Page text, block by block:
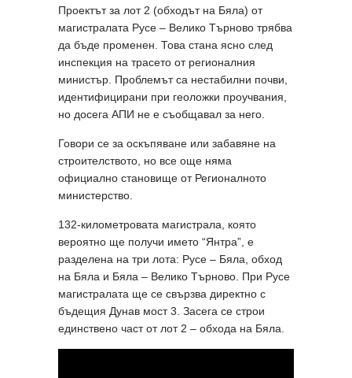
Проектът за лот 2 (обходът на Бяла) от
магистралата Русе – Велико Търново трябва
да бъде променен. Това стана ясно след
инспекция на трасето от регионалния
министър. Проблемът са нестабилни почви,
идентифицирани при геоложки проучвания,
но досега АПИ не е съобщавал за него.
Говори се за оскъпяване или забавяне на
строителството, но все още няма
официално становище от Регионалното
министерство.
132-километровата магистрала, която
вероятно ще получи името “Янтра”, е
разделена на три лота: Русе – Бяла, обход
на Бяла и Бяла – Велико Търново. При Русе
магистралата ще се свързва директно с
бъдещия Дунав мост 3. Засега се строи
единствено част от лот 2 – обхода на Бяла.